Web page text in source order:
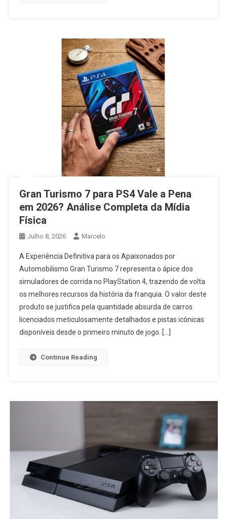
Gran Turismo 7 para PS4 Vale a Pena
em 2026? Análise Completa da Mídia
Física
Julho 8, 2026 Marcelo
A Experiência Definitiva para os Apaixonados por
Automobilismo Gran Turismo 7 representa o ápice dos
simuladores de corrida no PlayStation 4, trazendo de volta
os melhores recursos da história da franquia. O valor deste
produto se justifica pela quantidade absurda de carros
licenciados meticulosamente detalhados e pistas icônicas
disponíveis desde o primeiro minuto de jogo. […]
Continue Reading